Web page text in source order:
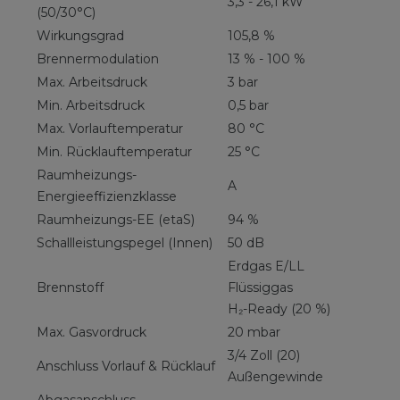
(50/30°C)
Wirkungsgrad
105,8 %
Brennermodulation
13 % - 100 %
Max. Arbeitsdruck
3 bar
Min. Arbeitsdruck
0,5 bar
Max. Vorlauftemperatur
80 °C
Min. Rücklauftemperatur
25 °C
Raumheizungs-
Energieeffizienzklasse
A
Raumheizungs-EE (etaS)
94 %
Schallleistungspegel (Innen)
50 dB
Brennstoff
Erdgas E/LL
Flüssiggas
H₂-Ready (20 %)
Max. Gasvordruck
20 mbar
Anschluss Vorlauf & Rücklauf
3/4 Zoll (20)
Außengewinde